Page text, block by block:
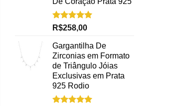
Avaliação
5.00
de 5
R$258,00
Gargantilha De
Zirconias em Formato
de Triângulo Jóias
Exclusivas em Prata
925 Rodio